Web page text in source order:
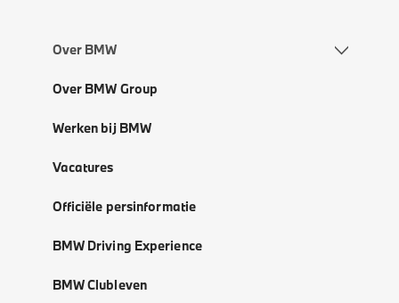
Over BMW
Over BMW Group
Werken bij BMW
Vacatures
Officiële persinformatie
BMW Driving Experience
BMW Clubleven